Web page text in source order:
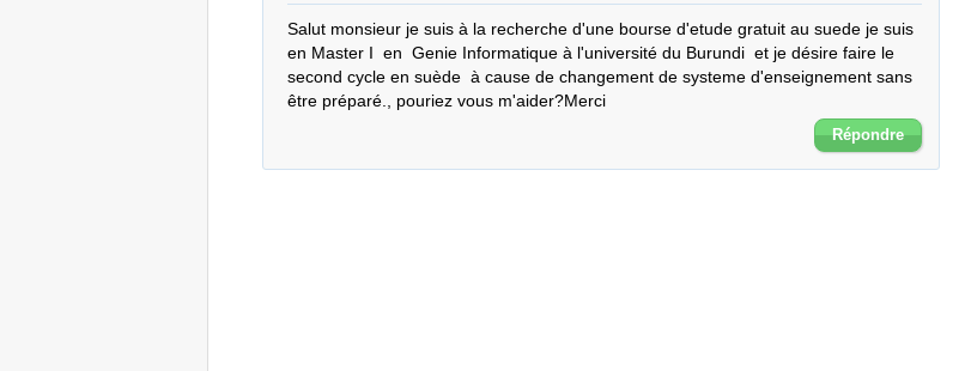
Salut monsieur je suis à la recherche d'une bourse d'etude gratuit au suede je suis
en Master I  en  Genie Informatique à l'université du Burundi  et je désire faire le
second cycle en suède  à cause de changement de systeme d'enseignement sans
être préparé., pouriez vous m'aider?Merci
Répondre